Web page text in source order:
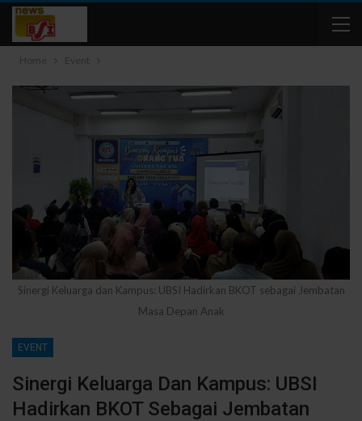
Home Event
Sinergi Keluarga dan Kampus: UBSI Hadirkan BKOT sebagai Jembatan
Masa Depan Anak
EVENT
Sinergi Keluarga Dan Kampus: UBSI
Hadirkan BKOT Sebagai Jembatan